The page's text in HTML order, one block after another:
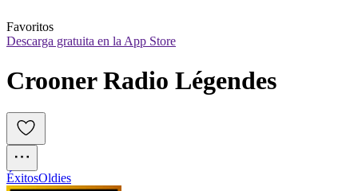
Favoritos
Descarga gratuita en la App Store
Crooner Radio Légendes
ÉxitosOldies